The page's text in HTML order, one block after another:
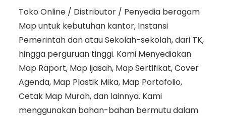
Toko Online / Distributor / Penyedia beragam
Map untuk kebutuhan kantor, Instansi
Pemerintah dan atau Sekolah-sekolah, dari TK,
hingga perguruan tinggi. Kami Menyediakan
Map Raport, Map Ijasah, Map Sertifikat, Cover
Agenda, Map Plastik Mika, Map Portofolio,
Cetak Map Murah, dan lainnya. Kami
menggunakan bahan-bahan bermutu dalam